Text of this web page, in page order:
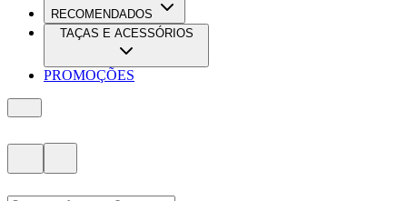
RECOMENDADOS
TAÇAS E ACESSÓRIOS
PROMOÇÕES